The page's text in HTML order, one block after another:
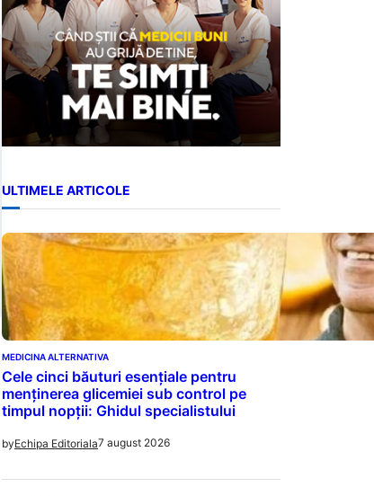
ULTIMELE ARTICOLE
MEDICINA ALTERNATIVA
Cele cinci băuturi esențiale pentru
menținerea glicemiei sub control pe
timpul nopții: Ghidul specialistului
byEchipa Editoriala7 august 2026